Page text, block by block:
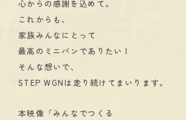
心からの感謝を込めて。
これからも、
家族みんなにとって
最高のミニバンでありたい！
そんな想いで、
STEP WGNは走り続けてまいります。
本映像「みんなでつくる